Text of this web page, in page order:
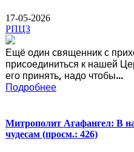
17-05-2026
РПЦЗ
Ещё один священник с
присоединиться к нашей
его принять, надо чтобы...
Подробнее
Митрополит Агафангел: В
чудесам (просм.: 426)